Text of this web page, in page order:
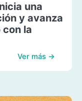
una
y avanza
con la
Ver más →